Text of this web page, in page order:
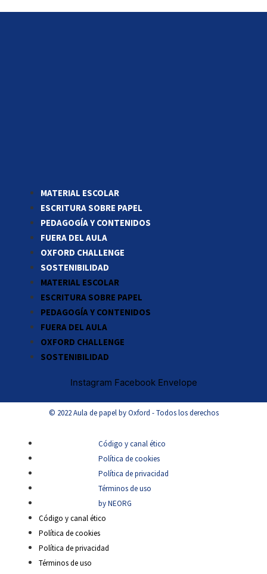
MATERIAL ESCOLAR
ESCRITURA SOBRE PAPEL
PEDAGOGÍA Y CONTENIDOS
FUERA DEL AULA
OXFORD CHALLENGE
SOSTENIBILIDAD
MATERIAL ESCOLAR
ESCRITURA SOBRE PAPEL
PEDAGOGÍA Y CONTENIDOS
FUERA DEL AULA
OXFORD CHALLENGE
SOSTENIBILIDAD
Instagram Facebook Envelope
© 2022 Aula de papel by Oxford - Todos los derechos
Código y canal ético
Política de cookies
Política de privacidad
Términos de uso
by NEORG
Código y canal ético
Política de cookies
Política de privacidad
Términos de uso